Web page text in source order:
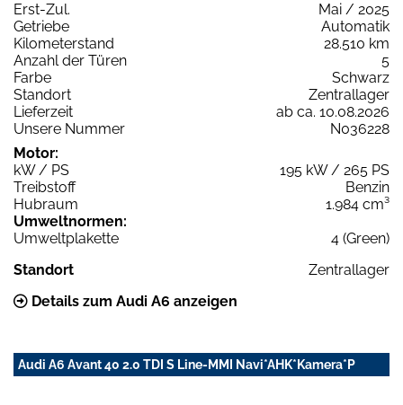
Erst-Zul.
Mai / 2025
Getriebe
Automatik
Kilometerstand
28.510 km
Anzahl der Türen
5
Farbe
Schwarz
Standort
Zentrallager
Lieferzeit
ab ca. 10.08.2026
Unsere Nummer
N036228
Motor:
kW / PS
195 kW / 265 PS
Treibstoff
Benzin
Hubraum
1.984 cm³
Umweltnormen:
Umweltplakette
4 (Green)
Standort
Zentrallager
Details zum Audi A6 anzeigen
Audi A6 Avant 40 2.0 TDI S Line-MMI Navi*AHK*Kamera*P